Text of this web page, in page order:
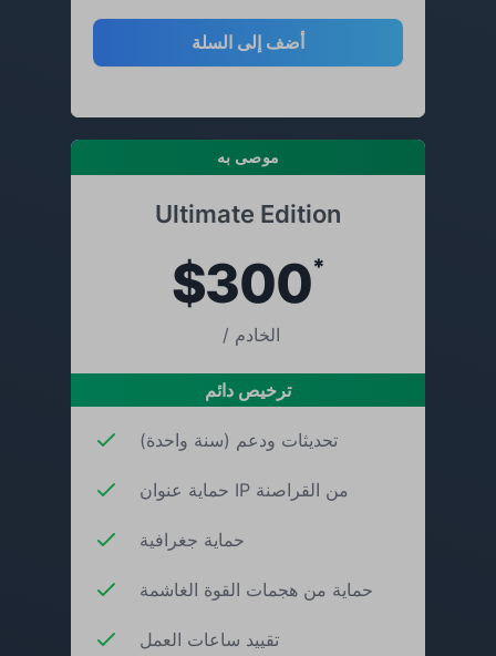
أضف إلى السلة
موصى به
Ultimate Edition
$300*
/ الخادم
ترخيص دائم
تحديثات ودعم (سنة واحدة)
حماية عنوان IP من القراصنة
حماية جغرافية
حماية من هجمات القوة الغاشمة
تقييد ساعات العمل